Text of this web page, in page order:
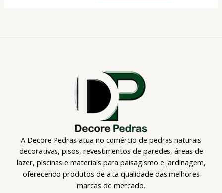
A Decore Pedras atua no comércio de pedras naturais
decorativas, pisos, revestimentos de paredes, áreas de
lazer, piscinas e materiais para paisagismo e jardinagem,
oferecendo produtos de alta qualidade das melhores
marcas do mercado.